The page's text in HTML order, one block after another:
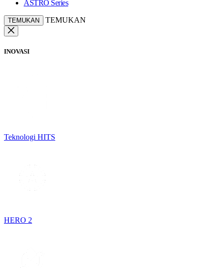
ASTRO Series
TEMUKAN TEMUKAN
INOVASI
Teknologi HITS
HERO 2